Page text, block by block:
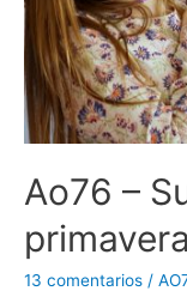
Ao76 –
primavera
13 comentarios /